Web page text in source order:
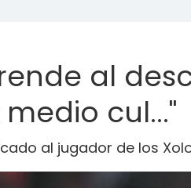
al
medio cul..."
al jugador de los